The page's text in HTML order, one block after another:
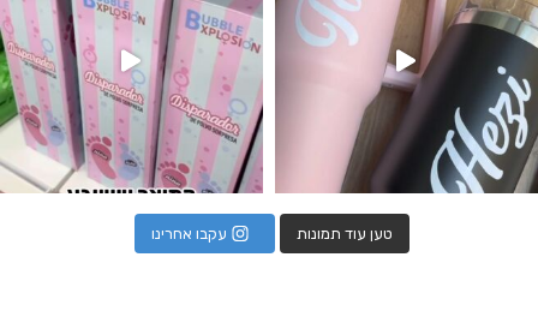
טען עוד תמונות עקבו אחרינו